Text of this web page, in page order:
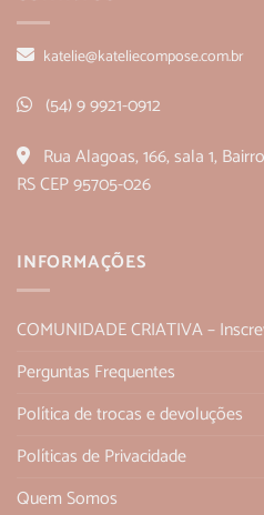
katelie@kateliecompose.com.br
(54) 9 9921-0912
Rua Alagoas, 166, sala 1,
RS CEP 95705-026
INFORMAÇÕES
COMUNIDADE CRIATIVA –
Perguntas Frequentes
Política de trocas e devoluções
Políticas de Privacidade
Quem Somos